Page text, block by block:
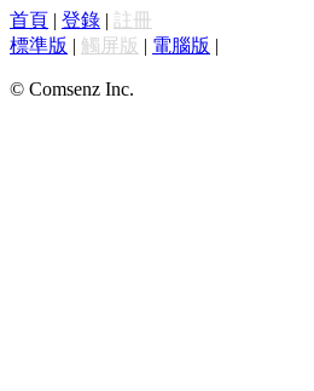
首頁 | 登錄 | 註冊
標準版 | 觸屏版 | 電腦版 |
© Comsenz Inc.